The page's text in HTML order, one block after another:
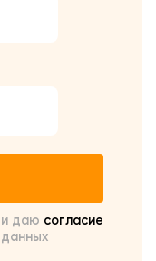
и даю согласие